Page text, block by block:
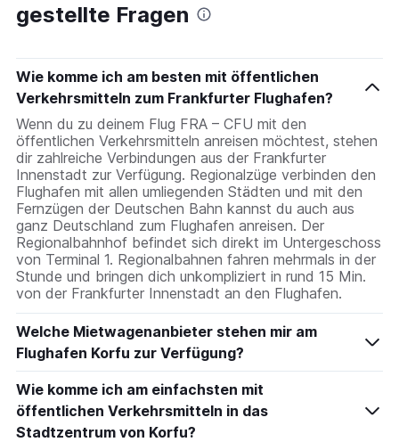
gestellte Fragen
Wie komme ich am besten mit öffentlichen
Verkehrsmitteln zum Frankfurter Flughafen?
Wenn du zu deinem Flug FRA – CFU mit den
öffentlichen Verkehrsmitteln anreisen möchtest, stehen
dir zahlreiche Verbindungen aus der Frankfurter
Innenstadt zur Verfügung. Regionalzüge verbinden den
Flughafen mit allen umliegenden Städten und mit den
Fernzügen der Deutschen Bahn kannst du auch aus
ganz Deutschland zum Flughafen anreisen. Der
Regionalbahnhof befindet sich direkt im Untergeschoss
von Terminal 1. Regionalbahnen fahren mehrmals in der
Stunde und bringen dich unkompliziert in rund 15 Min.
von der Frankfurter Innenstadt an den Flughafen.
Welche Mietwagenanbieter stehen mir am
Flughafen Korfu zur Verfügung?
Wie komme ich am einfachsten mit
öffentlichen Verkehrsmitteln in das
Stadtzentrum von Korfu?